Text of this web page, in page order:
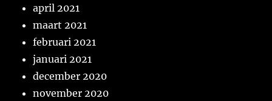
april 2021
maart 2021
februari 2021
januari 2021
december 2020
november 2020